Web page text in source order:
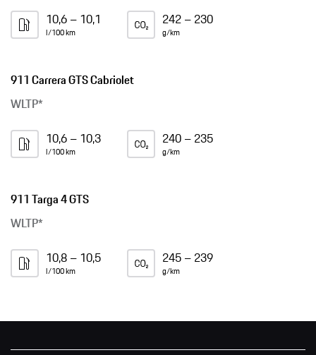
10,6 – 10,1
l/100 km
242 – 230
g/km
911 Carrera GTS Cabriolet
WLTP*
10,6 – 10,3
l/100 km
240 – 235
g/km
911 Targa 4 GTS
WLTP*
10,8 – 10,5
l/100 km
245 – 239
g/km